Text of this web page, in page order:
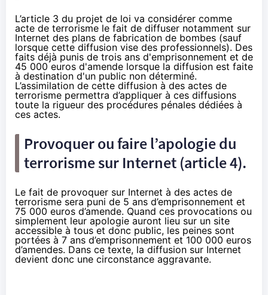
L’article 3 du projet de loi va considérer comme
acte de terrorisme le fait de diffuser notamment sur
Internet des plans de fabrication de bombes (sauf
lorsque cette diffusion vise des professionnels). Des
faits déjà punis de trois ans d'emprisonnement et de
45 000 euros d'amende lorsque la diffusion est faite
à destination d'un public non déterminé.
L’assimilation de cette diffusion à des actes de
terrorisme permettra d’appliquer à ces diffusions
toute la rigueur des procédures pénales dédiées à
ces actes.
Provoquer ou faire l’apologie du
terrorisme sur Internet (article 4).
Le fait de provoquer sur Internet à des actes de
terrorisme sera puni de 5 ans d’emprisonnement et
75 000 euros d’amende. Quand ces provocations ou
simplement leur apologie auront lieu sur un site
accessible à tous et donc public, les peines sont
portées à 7 ans d’emprisonnement et 100 000 euros
d’amendes. Dans ce texte, la diffusion sur Internet
devient donc une circonstance aggravante.